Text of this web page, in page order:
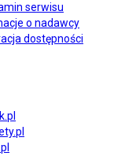
serwisu
o nadawcy
dostępności